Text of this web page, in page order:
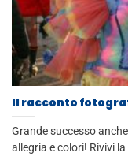
Il racconto
Grande successo
allegria e colori! Rivivi la